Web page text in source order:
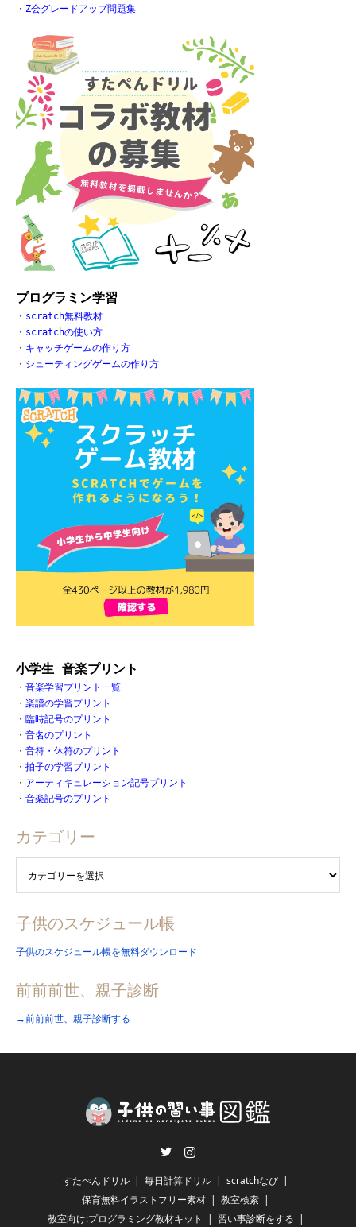
・ Z会グレードアップ問題集
プログラミン学習
・ scratch無料教材
・ scratchの使い方
・ キャッチゲームの作り方
・ シューティングゲームの作り方
小学生 音楽プリント
・ 音楽学習プリント一覧
・ 楽譜の学習プリント
・ 臨時記号のプリント
・ 音名のプリント
・ 音符・休符のプリント
・ 拍子の学習プリント
・ アーティキュレーション記号プリント
・ 音楽記号のプリント
カテゴリー
子供のスケジュール帳
子供のスケジュール帳を無料ダウンロード
前前前世、親子診断
→前前前世、親子診断する
すたぺんドリル 毎日計算ドリル
scratchなび
保育無料イラストフリー素材
教室検索
教室向け:プログラミング教材キット
習い事診断をする